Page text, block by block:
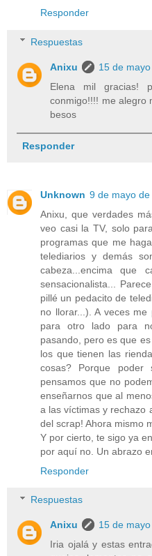
Responder
Respuestas
Anixu
15 de
Elena mil gracias!
conmigo!!!! me alegro
besos
Responder
Unknown 9 de mayo
Anixu, que verdades
veo casi la TV, solo
programas que me
telediarios y demás
cabeza...encima que
sensacionalista...
pillé un pedacito de
no llorar...). A veces
para otro lado para
pasando, pero es que
los que tienen las
cosas? Porque poder
pensamos que no
enseñarnos que al
a las víctimas y rechazo
del scrap! Ahora mismo
Y por cierto, te sigo ya
por aquí no. Un abrazo
Responder
Respuestas
Anixu
15 de
Iria ojalá y estas